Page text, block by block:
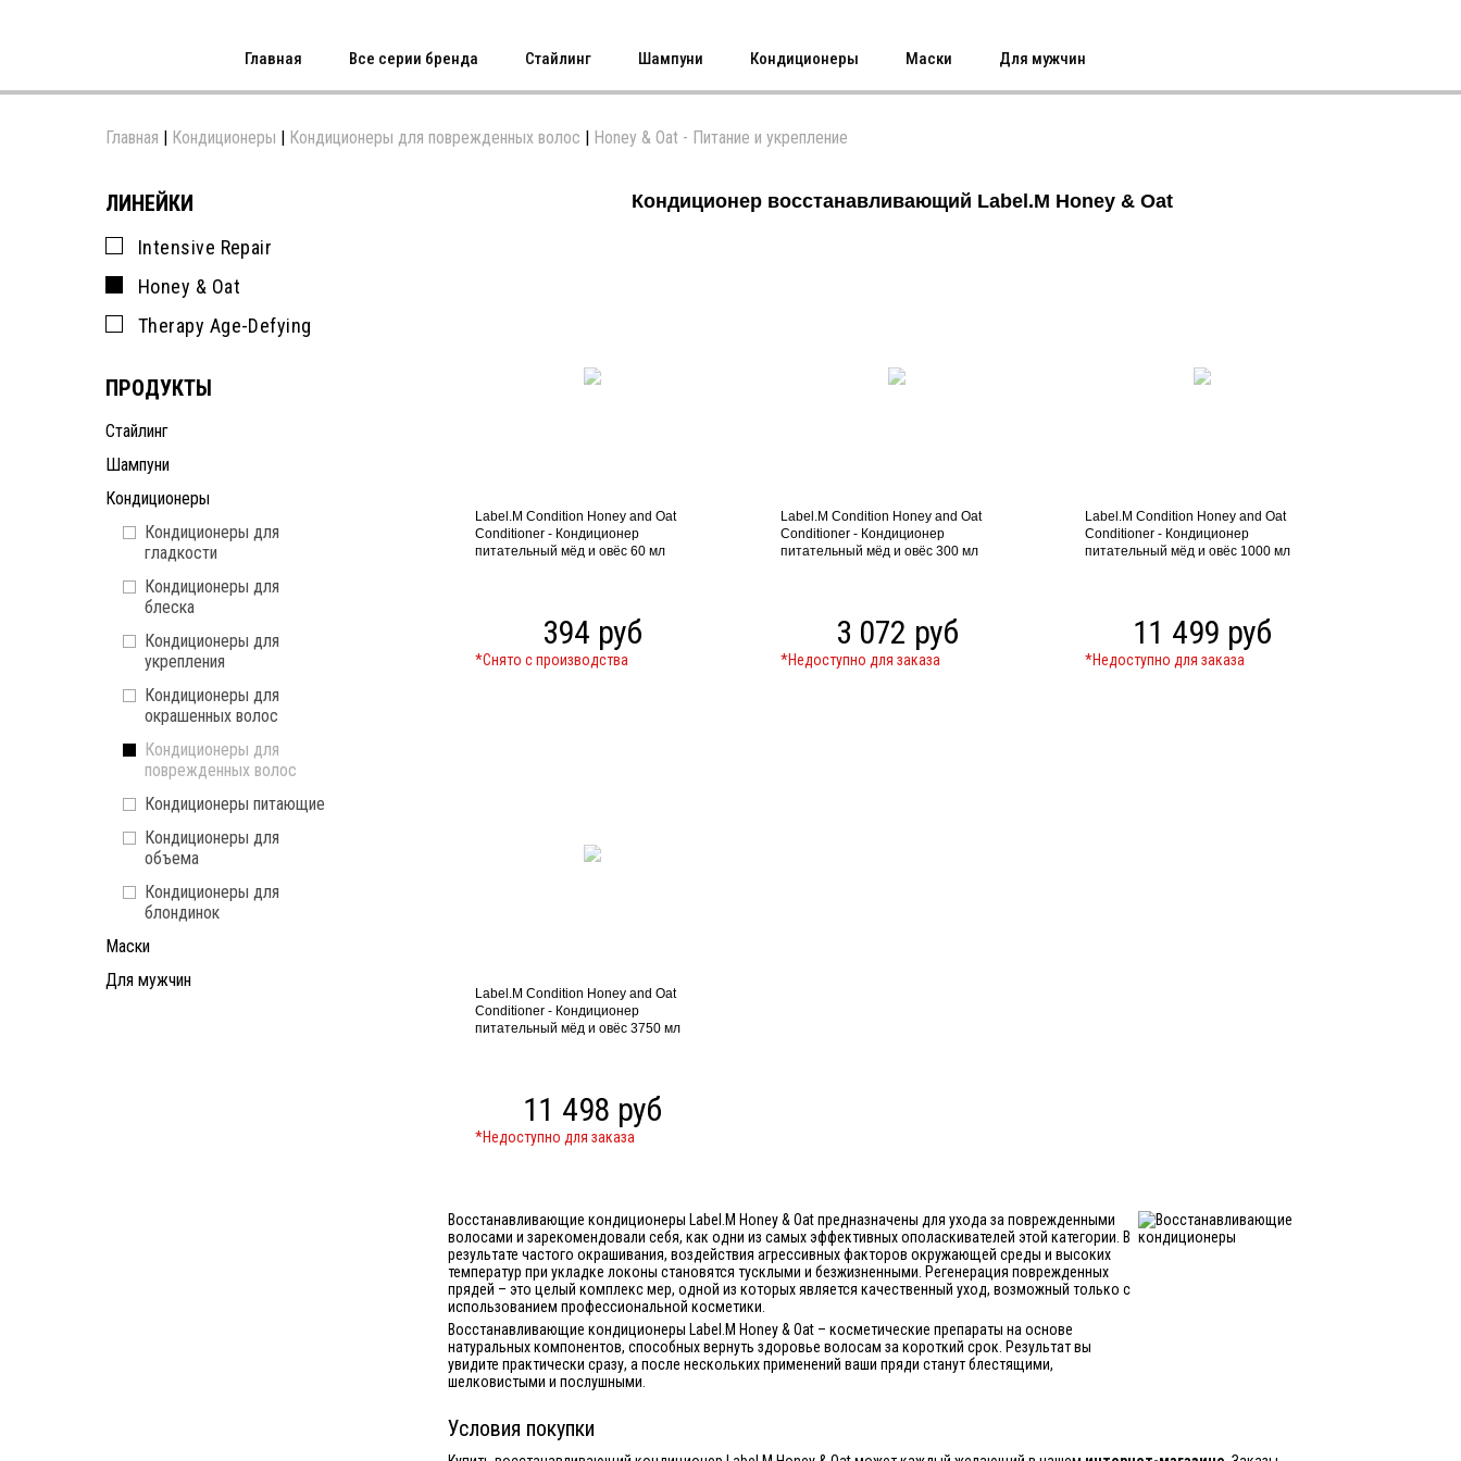
Главная Все серии бренда Стайлинг Шампуни Кондиционеры Маски Для мужчин
Главная | Кондиционеры | Кондиционеры для поврежденных волос | Honey & Oat - Питание и укрепление
ЛИНЕЙКИ
Intensive Repair
Honey & Oat
Therapy Age-Defying
ПРОДУКТЫ
Стайлинг
Шампуни
Кондиционеры
Кондиционеры для
гладкости
Кондиционеры для
блеска
Кондиционеры для
укрепления
Кондиционеры для
окрашенных волос
Кондиционеры для
поврежденных волос
Кондиционеры питающие
Кондиционеры для
объема
Кондиционеры для
блондинок
Маски
Для мужчин
Кондиционер восстанавливающий Label.M Honey & Oat
Label.M Condition Honey and Oat
Conditioner - Кондиционер
питательный мёд и овёс 60 мл
394 руб
*Cнято с производства
Label.M Condition Honey and Oat
Conditioner - Кондиционер
питательный мёд и овёс 300 мл
3 072 руб
*Недоступно для заказа
Label.M Condition Honey and Oat
Conditioner - Кондиционер
питательный мёд и овёс 1000 мл
11 499 руб
*Недоступно для заказа
Label.M Condition Honey and Oat
Conditioner - Кондиционер
питательный мёд и овёс 3750 мл
11 498 руб
*Недоступно для заказа
Восстанавливающие кондиционеры Label.M Honey & Oat предназначены для ухода за поврежденными
волосами и зарекомендовали себя, как одни из самых эффективных ополаскивателей этой категории. В
результате частого окрашивания, воздействия агрессивных факторов окружающей среды и высоких
температур при укладке локоны становятся тусклыми и безжизненными. Регенерация поврежденных
прядей – это целый комплекс мер, одной из которых является качественный уход, возможный только с
использованием профессиональной косметики.
Восстанавливающие кондиционеры Label.M Honey & Oat – косметические препараты на основе
натуральных компонентов, способных вернуть здоровье волосам за короткий срок. Результат вы
увидите практически сразу, а после нескольких применений ваши пряди станут блестящими,
шелковистыми и послушными.
Условия покупки